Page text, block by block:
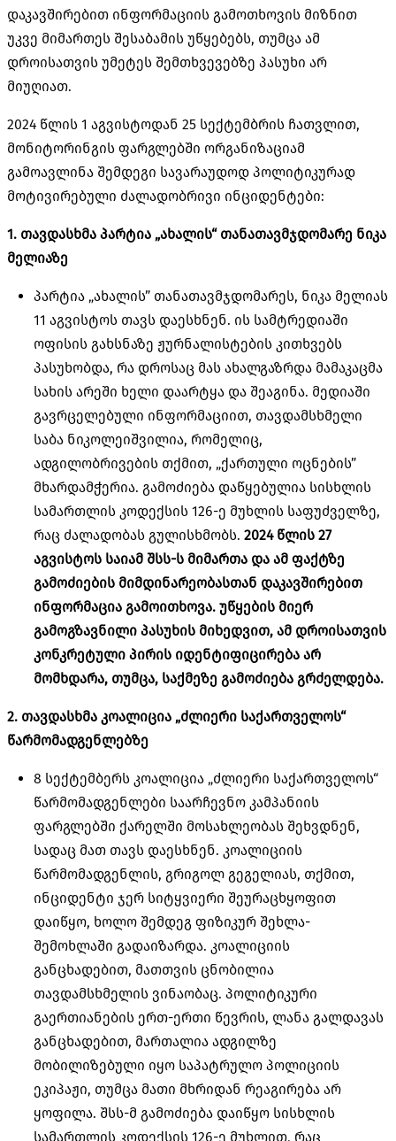
დაკავშირებით ინფორმაციის გამოთხოვის მიზნით
უკვე მიმართეს შესაბამის უწყებებს, თუმცა ამ
დროისათვის უმეტეს შემთხვევებზე პასუხი არ
მიუღიათ.
2024 წლის 1 აგვისტოდან 25 სექტემბრის ჩათვლით,
მონიტორინგის ფარგლებში ორგანიზაციამ
გამოავლინა შემდეგი სავარაუდოდ პოლიტიკურად
მოტივირებული ძალადობრივი ინციდენტები:
1. თავდასხმა პარტია „ახალის“ თანათავმჯდომარე ნიკა
მელიაზე
პარტია „ახალის” თანათავმჯდომარეს, ნიკა მელიას
11 აგვისტოს თავს დაესხნენ. ის სამტრედიაში
ოფისის გახსნაზე ჟურნალისტების კითხვებს
პასუხობდა, რა დროსაც მას ახალგაზრდა მამაკაცმა
სახის არეში ხელი დაარტყა და შეაგინა. მედიაში
გავრცელებული ინფორმაციით, თავდამსხმელი
საბა ნიკოლეიშვილია, რომელიც,
ადგილობრივების თქმით, „ქართული ოცნების”
მხარდამჭერია. გამოძიება დაწყებულია სისხლის
სამართლის კოდექსის 126-ე მუხლის საფუძველზე,
რაც ძალადობას გულისხმობს. 2024 წლის 27
აგვისტოს საიამ შსს-ს მიმართა და ამ ფაქტზე
გამოძიების მიმდინარეობასთან დაკავშირებით
ინფორმაცია გამოითხოვა. უწყების მიერ
გამოგზავნილი პასუხის მიხედვით, ამ დროისათვის
კონკრეტული პირის იდენტიფიცირება არ
მომხდარა, თუმცა, საქმეზე გამოძიება გრძელდება.
2. თავდასხმა კოალიცია „ძლიერი საქართველოს“
წარმომადგენლებზე
8 სექტემბერს კოალიცია „ძლიერი საქართველოს“
წარმომადგენლები საარჩევნო კამპანიის
ფარგლებში ქარელში მოსახლეობას შეხვდნენ,
სადაც მათ თავს დაესხნენ. კოალიციის
წარმომადგენლის, გრიგოლ გეგელიას, თქმით,
ინციდენტი ჯერ სიტყვიერი შეურაცხყოფით
დაიწყო, ხოლო შემდეგ ფიზიკურ შეხლა-
შემოხლაში გადაიზარდა. კოალიციის
განცხადებით, მათთვის ცნობილია
თავდამსხმელის ვინაობაც. პოლიტიკური
გაერთიანების ერთ-ერთი წევრის, ლანა გალდავას
განცხადებით, მართალია ადგილზე
მობილიზებული იყო საპატრულო პოლიციის
ეკიპაჟი, თუმცა მათი მხრიდან რეაგირება არ
ყოფილა. შსს-მ გამოძიება დაიწყო სისხლის
სამართლის კოდექსის 126-ე მუხლით, რაც